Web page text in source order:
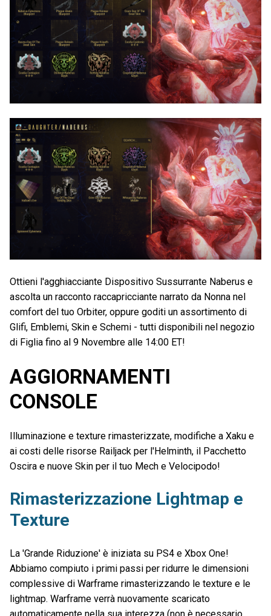
Ottieni l'agghiacciante Dispositivo Sussurrante Naberus e
ascolta un racconto raccapricciante narrato da Nonna nel
comfort del tuo Orbiter, oppure goditi un assortimento di
Glifi, Emblemi, Skin e Schemi - tutti disponibili nel negozio
di Figlia fino al 9 Novembre alle 14:00 ET!
AGGIORNAMENTI
CONSOLE
Illuminazione e texture rimasterizzate, modifiche a Xaku e
ai costi delle risorse Railjack per l'Helminth, il Pacchetto
Oscira e nuove Skin per il tuo Mech e Velocipodo!
Rimasterizzazione Lightmap e
Texture
La 'Grande Riduzione' è iniziata su PS4 e Xbox One!
Abbiamo compiuto i primi passi per ridurre le dimensioni
complessive di Warframe rimasterizzando le texture e le
lightmap. Warframe verrà nuovamente scaricato
automaticamente nella sua interezza (non è necessario